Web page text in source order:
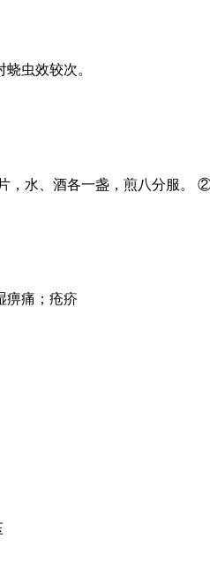
虫效较次。
水、酒各一盏，煎八分服。
痹痛；疮疥